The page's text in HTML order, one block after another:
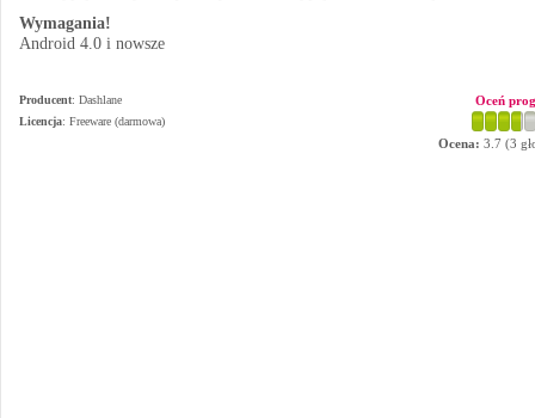
Wymagania!
Android 4.0 i nowsze
Producent: Dashlane
Licencja: Freeware (darmowa)
Oceń
Ocena: 3.7 (3